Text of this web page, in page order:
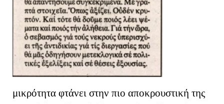
μικρότητα φτάνει στην πιο αποκρουστική της